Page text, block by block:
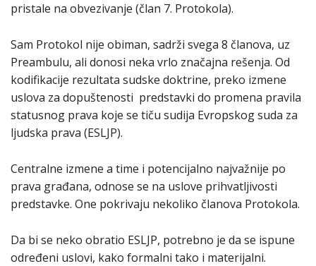
pristale na obvezivanje (član 7. Protokola).
Sam Protokol nije obiman, sadrži svega 8 članova, uz
Preambulu, ali donosi neka vrlo značajna rešenja. Od
kodifikacije rezultata sudske doktrine, preko izmene
uslova za dopuštenosti predstavki do promena pravila
statusnog prava koje se tiču sudija Evropskog suda za
ljudska prava (ESLJP).
Centralne izmene a time i potencijalno najvažnije po
prava građana, odnose se na uslove prihvatljivosti
predstavke. One pokrivaju nekoliko članova Protokola.
Da bi se neko obratio ESLJP, potrebno je da se ispune
određeni uslovi, kako formalni tako i materijalni.